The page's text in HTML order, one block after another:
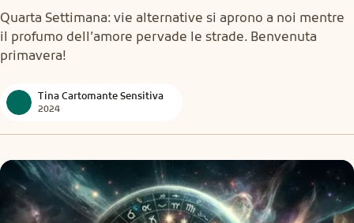
Quarta Settimana: vie alternative si aprono a noi mentre
il profumo dell’amore pervade le strade. Benvenuta
primavera!
Tina Cartomante Sensitiva
2024